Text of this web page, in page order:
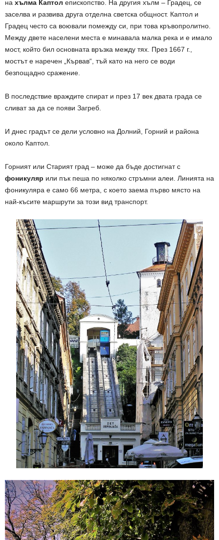
на хълма Каптол епископство. На другия хълм – Градец, се
заселва и развива друга отделна светска общност. Каптол и
Градец често са воювали помежду си, при това кръвопролитно.
Между двете населени места е минавала малка река и е имало
мост, който бил основната връзка между тях. През 1667 г.,
мостът е наречен „Кървав“, тъй като на него се води
безпощадно сражение.
В последствие враждите спират и през 17 век двата града се
сливат за да се появи Загреб.
И днес градът се дели условно на Долний, Горний и района
около Каптол.
Горният или Старият град – може да бъде достигнат с
фоникуляр или пък пеша по няколко стръмни алеи. Линията на
фоникуляра е само 66 метра, с което заема първо място на
най-късите маршрути за този вид транспорт.